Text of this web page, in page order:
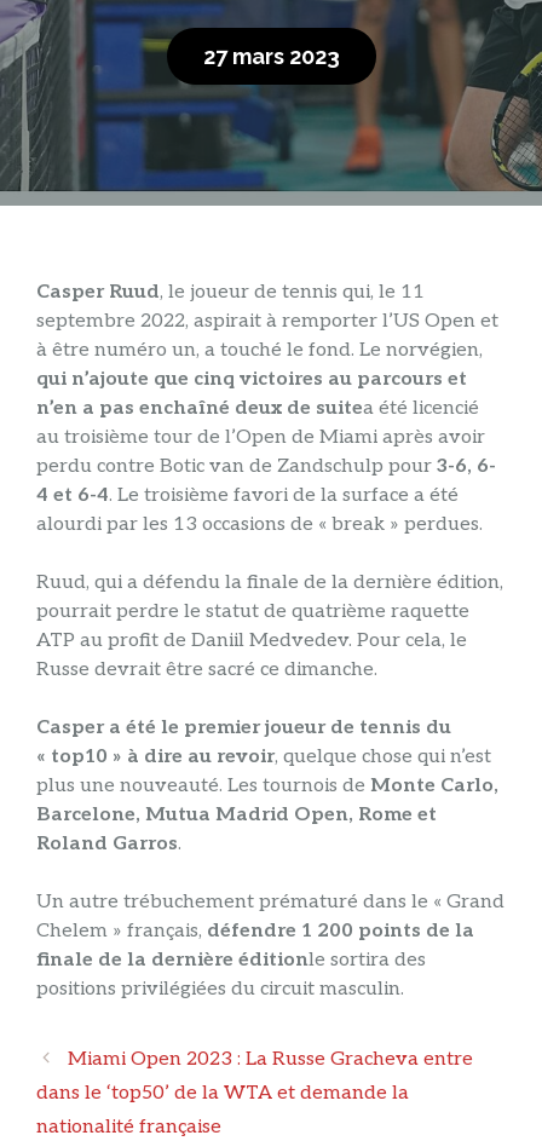
27 mars 2023
Casper Ruud, le joueur de tennis qui, le 11
septembre 2022, aspirait à remporter l’US Open et
à être numéro un, a touché le fond. Le norvégien,
qui n’ajoute que cinq victoires au parcours et
n’en a pas enchaîné deux de suitea été licencié
au troisième tour de l’Open de Miami après avoir
perdu contre Botic van de Zandschulp pour 3-6, 6-
4 et 6-4. Le troisième favori de la surface a été
alourdi par les 13 occasions de « break » perdues.
Ruud, qui a défendu la finale de la dernière édition,
pourrait perdre le statut de quatrième raquette
ATP au profit de Daniil Medvedev. Pour cela, le
Russe devrait être sacré ce dimanche.
Casper a été le premier joueur de tennis du
« top10 » à dire au revoir, quelque chose qui n’est
plus une nouveauté. Les tournois de Monte Carlo,
Barcelone, Mutua Madrid Open, Rome et
Roland Garros.
Un autre trébuchement prématuré dans le « Grand
Chelem » français, défendre 1 200 points de la
finale de la dernière éditionle sortira des
positions privilégiées du circuit masculin.
Navigation
des
articles
Miami Open 2023 : La Russe Gracheva entre
dans le ‘top50’ de la WTA et demande la
nationalité française